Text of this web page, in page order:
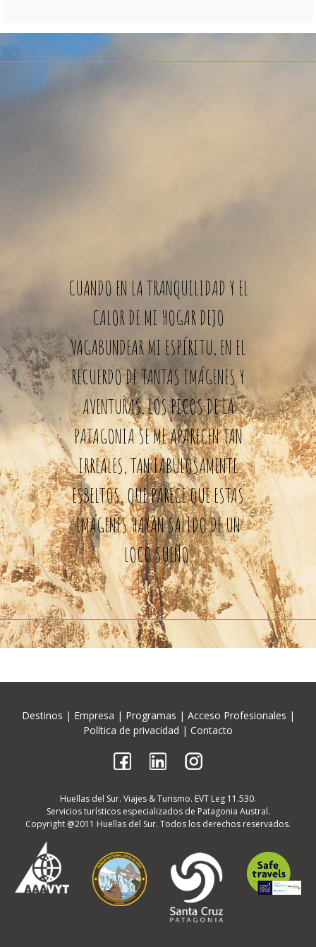
CUANDO EN LA TRANQUILIDAD Y EL
CALOR DE MI HOGAR DEJO
VAGABUNDEAR MI ESPÍRITU, EN EL
RECUERDO DE TANTAS IMÁGENES Y
AVENTURAS, LOS PICOS DE LA
PATAGONIA SE ME APARECEN TAN
IRREALES, TAN FABULOSAMENTE
ESBELTOS, QUE PARECE QUE ESTAS
IMÁGENES HAYAN SALIDO DE UN
LOCO SUEÑO.
Destinos | Empresa | Programas | Acceso Profesionales |
Política de privacidad | Contacto
Huellas del Sur. Viajes & Turismo. EVT Leg 11.530.
Servicios turísticos especializados de Patagonia Austral.
Copyright @2011 Huellas del Sur. Todos los derechos reservados.